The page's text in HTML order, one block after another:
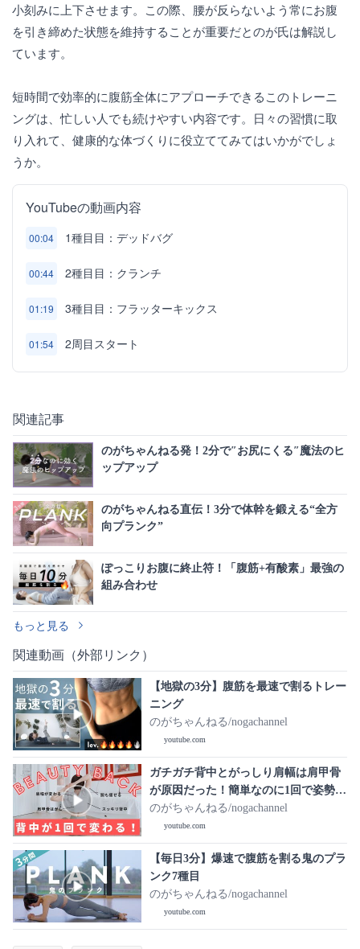
小刻みに上下させます。この際、腰が反らないよう常にお腹
を引き締めた状態を維持することが重要だとのが氏は解説し
ています。
短時間で効率的に腹筋全体にアプローチできるこのトレーニ
ングは、忙しい人でも続けやすい内容です。日々の習慣に取
り入れて、健康的な体づくりに役立ててみてはいかがでしょ
うか。
YouTubeの動画内容
00:04 1種目目：デッドバグ
00:44 2種目目：クランチ
01:19 3種目目：フラッターキックス
01:54 2周目スタート
関連記事
のがちゃんねる発！2分で″お尻にくる″魔法のヒ
ップアップ
のがちゃんねる直伝！3分で体幹を鍛える“全方
向プランク”
ぽっこりお腹に終止符！「腹筋+有酸素」最強の
組み合わせ
もっと見る
関連動画（外部リンク）
【地獄の3分】腹筋を最速で割るトレー
ニング
のがちゃんねる/nogachannel
youtube.com
ガチガチ背中とがっしり肩幅は肩甲骨
が原因だった！簡単なのに1回で姿勢が
変わって続けるほど背中が痩せるトレ
ーニング
のがちゃんねる/nogachannel
youtube.com
【毎日3分】爆速で腹筋を割る鬼のプラ
ンク7種目
のがちゃんねる/nogachannel
youtube.com